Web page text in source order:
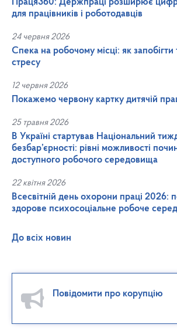
Праця360: Держпраці розширює
для працівників і роботодавців
24 червня 2026
Спека на робочому місці: як
стресу
12 червня 2026
Покажемо червону картку дитячій
25 травня 2026
В Україні стартував Національний
безбар’єрності: рівні можливості
доступного робочого середовища
22 квітня 2026
Всесвітній день охорони праці 2026:
здорове психосоціальне робоче
До всіх новин
Повідомити про корупцію